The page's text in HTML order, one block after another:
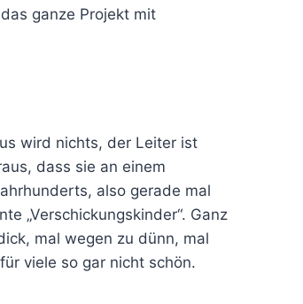
ganze Projekt mit
wird nichts, der Leiter ist
dass sie an einem
also gerade mal
„Verschickungskinder“. Ganz
mal wegen zu dünn, mal
viele so gar nicht schön.